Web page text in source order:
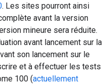
. Les sites pourront ainsi
avant la version
mineure sera réduite.
avant lancement sur la
son lancement sur le
et à effectuer les tests
100 (actuellement